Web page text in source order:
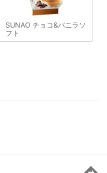
SUNAO チョコ&バニラソ
フト